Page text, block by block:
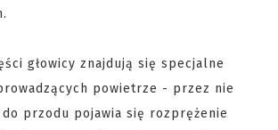
głowicy znajdują się specjalne
powietrze - przez nie
przodu pojawia się rozprężenie